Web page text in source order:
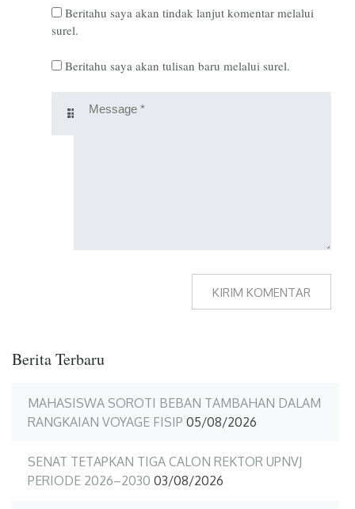
Beritahu saya akan tindak lanjut komentar melalui
surel.
Beritahu saya akan tulisan baru melalui surel.
Berita Terbaru
MAHASISWA SOROTI BEBAN TAMBAHAN DALAM
RANGKAIAN VOYAGE FISIP 05/08/2026
SENAT TETAPKAN TIGA CALON REKTOR UPNVJ
PERIODE 2026–2030 03/08/2026